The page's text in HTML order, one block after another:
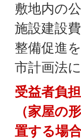
敷地内の
施設建設
整備促進
市計画法
受益者負
（家屋の
置する場